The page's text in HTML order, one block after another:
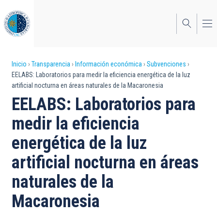
al
contenido
principal
Sobrescribir
enlaces
de
ayuda
a
la
navegación
Inicio Transparencia Información económica
Subvenciones
EELABS: Laboratorios para medir la eficiencia energética de la luz
artificial nocturna en áreas naturales de la Macaronesia
EELABS: Laboratorios para
medir la eficiencia
energética de la luz
artificial nocturna en áreas
naturales de la
Macaronesia